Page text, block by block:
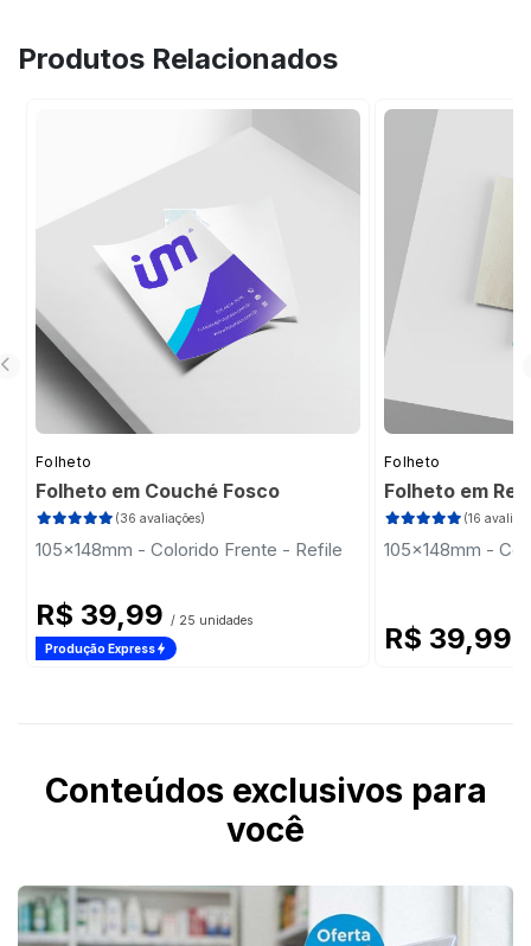
como material de apresentação de produtos
de forma clara e objetiva as principais
informações que você deseja transmitir.
Produtos Relacionados
Folheto
Folheto em Couché Fosco
(36 avaliações)
105x148mm - Colorido Frente - Refile
R$ 39,99 / 25 unidades
Produção Express
Folheto
Folheto em
(16
105x148mm -
R$ 39,99
Conteúdos exclusivos para
você